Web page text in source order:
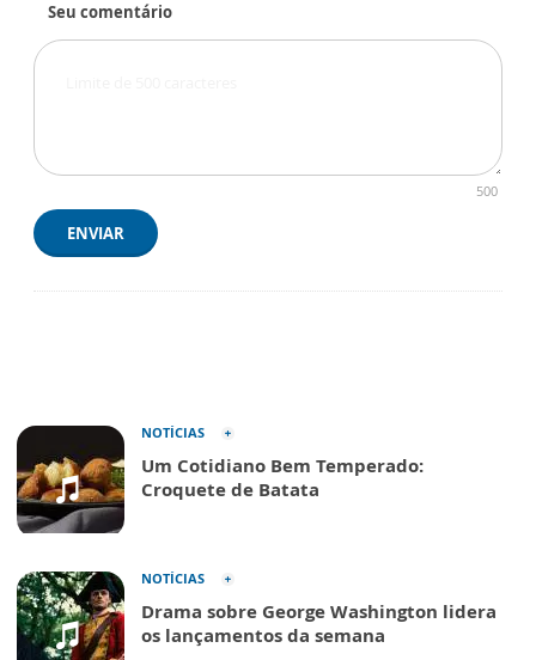
Seu comentário
500
ENVIAR
NOTÍCIAS
Um Cotidiano Bem Temperado:
Croquete de Batata
NOTÍCIAS
Drama sobre George Washington lidera
os lançamentos da semana